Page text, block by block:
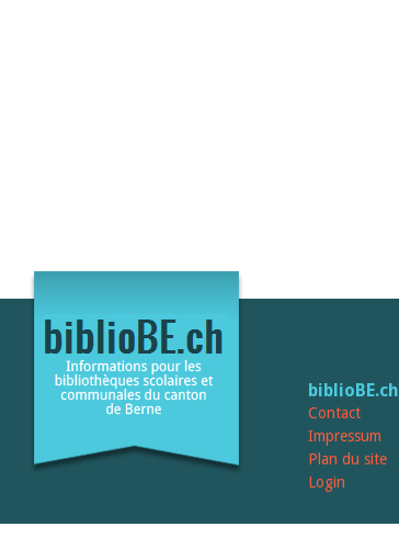
biblioBE.ch
Contact
Impressum
Plan du site
Login